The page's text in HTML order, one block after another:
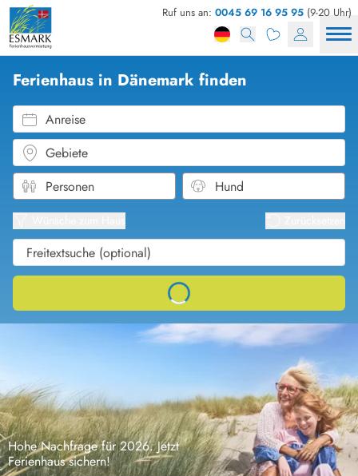
Ruf uns an: 0045 69 16 95 95 (9-20 Uhr)
Hohe Nachfrage für 2026. Jetzt
Ferienhaus sichern!
Ferienhaus in Dänemark finden
Anreise
Gebiete
Loading...